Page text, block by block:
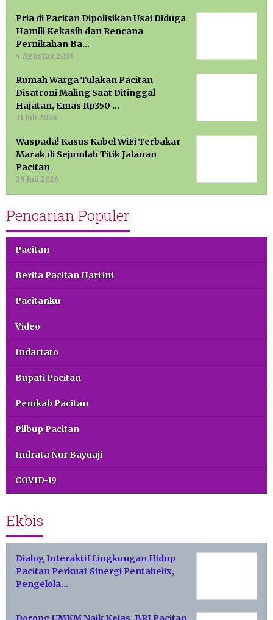
Pria di Pacitan Dipolisikan Usai Diduga
Hamili Kekasih dan Rencana
Pernikahan Ba…
4 Agustus 2026
Rumah Warga Tulakan Pacitan
Disatroni Maling Saat Ditinggal
Hajatan, Emas Rp350 …
31 Juli 2026
Waspada! Kasus Kabel WiFi Terbakar
Marak di Sejumlah Titik Jalanan
Pacitan
29 Juli 2026
Pencarian Populer
Pacitan
Berita Pacitan Hari ini
Pacitanku
Video
Indartato
Bupati Pacitan
Pemkab Pacitan
Pilbup Pacitan
Indrata Nur Bayuaji
COVID-19
Ekbis
Dialog Interaktif Lingkungan Hidup
Pacitan Perkuat Sinergi Pentahelix,
Pengelola…